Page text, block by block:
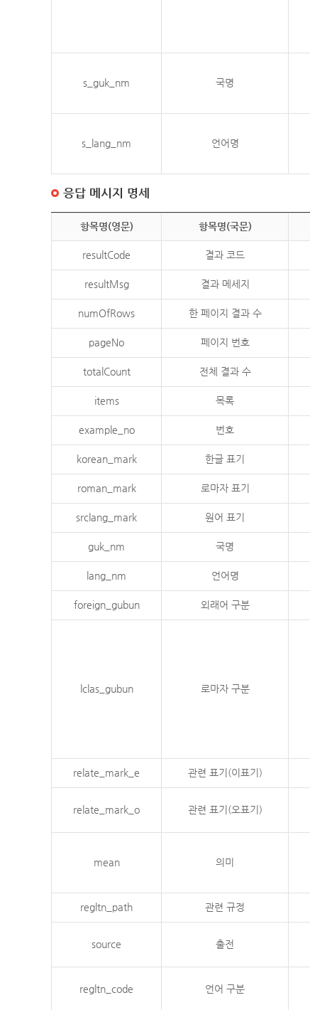
s_guk_nm 국명
s_lang_nm 언어명
응답 메시지 명세
항목명(영문) 항목명(국문)
resultCode 결과 코드
resultMsg 결과 메세지
numOfRows 한 페이지 결과 수
pageNo 페이지 번호
totalCount 전체 결과 수
items 목록
example_no 번호
korean_mark 한글 표기
roman_mark 로마자 표기
srclang_mark 원어 표기
guk_nm 국명
lang_nm 언어명
foreign_gubun 외래어 구분
lclas_gubun 로마자 구분
relate_mark_e 관련 표기(이표기)
relate_mark_o 관련 표기(오표기)
mean 의미
regltn_path 관련 규정
source 출전
regltn_code 언어 구분